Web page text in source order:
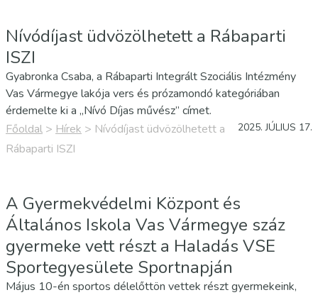
Nívódíjast üdvözölhetett a Rábaparti
ISZI
Gyabronka Csaba, a Rábaparti Integrált Szociális Intézmény
Vas Vármegye lakója vers és prózamondó kategóriában
érdemelte ki a „Nívó Díjas művész” címet.
Főoldal > Hírek > Nívódíjast üdvözölhetett a
Rábaparti ISZI
2025. JÚLIUS 17.
A Gyermekvédelmi Központ és
Általános Iskola Vas Vármegye száz
gyermeke vett részt a Haladás VSE
Sportegyesülete Sportnapján
Május 10-én sportos délelőttön vettek részt gyermekeink,